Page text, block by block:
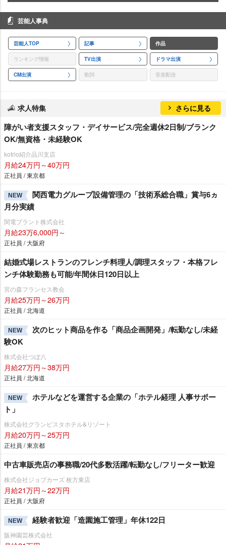
芸能人事典
芸能人TOP 記事 作品
ランキング情報 TV出演 ドラマ出演
CM出演 歌詞 音楽配信
求人特集 さらに見る
障がい者支援スタッフ・デイサービス/完全週休2日制/ブランク
OK/無資格・未経験OK
kotrio紹介品川支店
月給24万円～40万円
正社員 / 東京都
NEW
関西電力グループ設備管理の「技術系総合職」賞与6ヵ
月分実績
関電プラント株式会社
月給23万6,000円～
正社員 / 大阪府
結婚式場レストランのフレンチ料理人/調理スタッフ・本格フレ
ンチ体験勤務も可能/年間休日120日以上
宮の森フランセス教会
月給25万円～26万円
正社員 / 北海道
NEW
次のヒット商品を作る「商品企画開発」/転勤なし/未経
験OK
株式会社つぼ八
月給27万円～38万円
正社員 / 北海道
NEW
ホテルなどを運営する企業の「ホテル経理 人事サポー
ト」
株式会社グランビスタホテル&リゾート
月給20万円～25万円
正社員 / 東京都
中古車販売店の事務職/20代多数活躍/転勤なし/フリーター歓迎
株式会社ジョブカーズ 枚方東店
月給21万円～22万円
正社員 / 大阪府
NEW 経験者歓迎「造園施工管理」年休122日
阪神園芸株式会社